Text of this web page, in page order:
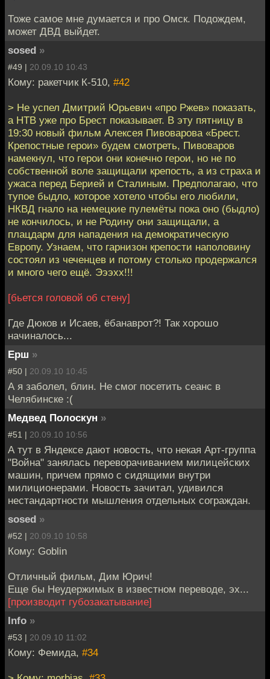
Тоже самое мне думается и про Омск. Подождем,
может ДВД выйдет.
sosed »
#49 | 20.09.10 10:43
Кому: ракетчик К-510, #42
> Не успел Дмитрий Юрьевич «про Ржев» показать,
а НТВ уже про Брест показывает. В эту пятницу в
19:30 новый фильм Алексея Пивоварова «Брест.
Крепостные герои» будем смотреть, Пивоваров
намекнул, что герои они конечно герои, но не по
собственной воле защищали крепость, а из страха и
ужаса перед Берией и Сталиным. Предполагаю, что
тупое быдло, которое хотело чтобы его любили,
НКВД гнало на немецкие пулемёты пока оно (быдло)
не кончилось, и не Родину они защищали, а
плацдарм для нападения на демократическую
Европу. Узнаем, что гарнизон крепости наполовину
состоял из чеченцев и потому столько продержался
и много чего ещё. Эээхх!!!
[бьется головой об стену]
Где Дюков и Исаев, ёбанаврот?! Так хорошо
начиналось...
Ерш »
#50 | 20.09.10 10:45
А я заболел, блин. Не смог посетить сеанс в
Челябинске :(
Медвед Полоскун »
#51 | 20.09.10 10:56
А тут в Яндексе дают новость, что некая Арт-группа
"Война" занялась переворачиванием милицейских
машин, причем прямо с сидящими внутри
милиционерами. Новость зачитал, удивился
нестандартности мышления отдельных сограждан.
sosed »
#52 | 20.09.10 10:58
Кому: Goblin
Отличный фильм, Дим Юрич!
Еще бы Неудержимых в известном переводе, эх...
[производит губозакатывание]
Info »
#53 | 20.09.10 11:02
Кому: Фемида, #34